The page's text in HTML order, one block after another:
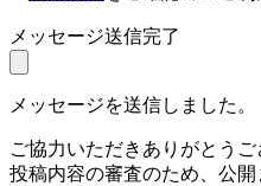
メッセージ送信完了
メッセージを送信しました。
ご協力いただきありがとうご
投稿内容の審査のため、公